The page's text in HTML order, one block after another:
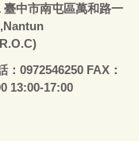
臺中市南屯區萬和路一
：0972546250 FAX：
13:00-17:00